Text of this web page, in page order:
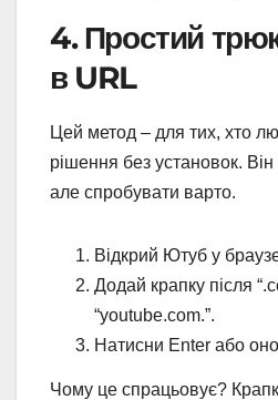
4. Простий
в URL
Цей метод – для тих, хто
рішення без установок.
але спробувати варто.
Відкрий Ютуб у
Додай крапку після
“youtube.com.”.
Натисни Enter або
Чому це спрацьовує?